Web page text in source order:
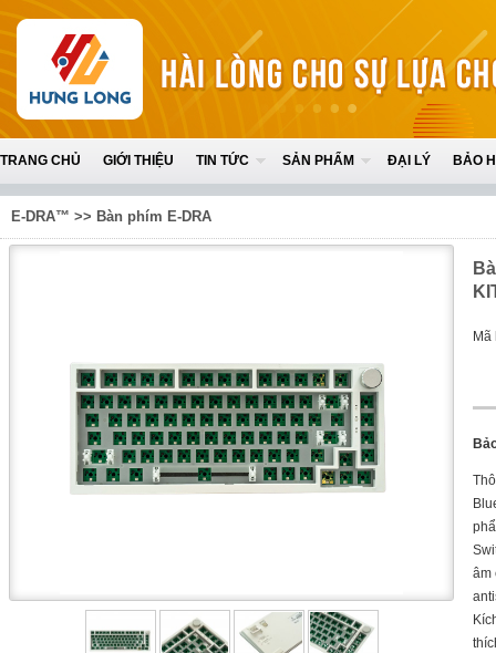
TRANG CHỦ GIỚI THIỆU TIN TỨC SẢN PHẨM ĐẠI LÝ BẢO
E-DRA™ >> Bàn phím E-DRA
Mã
âm